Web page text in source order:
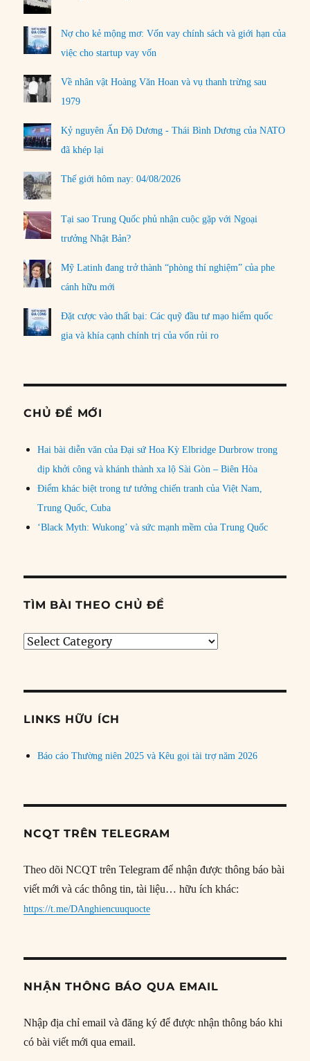
Nợ cho kẻ mộng mơ: Vốn vay chính sách và giới hạn của
việc cho startup vay vốn
Về nhân vật Hoàng Văn Hoan và vụ thanh trừng sau
1979
Kỷ nguyên Ấn Độ Dương - Thái Bình Dương của NATO
đã khép lại
Thế giới hôm nay: 04/08/2026
Tại sao Trung Quốc phủ nhận cuộc gặp với Ngoại
trưởng Nhật Bản?
Mỹ Latinh đang trở thành “phòng thí nghiệm” của phe
cánh hữu mới
Đặt cược vào thất bại: Các quỹ đầu tư mạo hiểm quốc
gia và khía cạnh chính trị của vốn rủi ro
CHỦ ĐỀ MỚI
Hai bài diễn văn của Đại sứ Hoa Kỳ Elbridge Durbrow trong
dịp khởi công và khánh thành xa lộ Sài Gòn – Biên Hòa
Điểm khác biệt trong tư tưởng chiến tranh của Việt Nam,
Trung Quốc, Cuba
‘Black Myth: Wukong’ và sức mạnh mềm của Trung Quốc
TÌM BÀI THEO CHỦ ĐỀ
Tìm
đề
LINKS HỮU ÍCH
Báo cáo Thường niên 2025 và Kêu gọi tài trợ năm 2026
NCQT TRÊN TELEGRAM
Theo dõi NCQT trên Telegram để nhận được thông báo bài
viết mới và các thông tin, tài liệu… hữu ích khác:
https://t.me/DAnghiencuuquocte
NHẬN THÔNG BÁO QUA EMAIL
Nhập địa chỉ email và đăng ký để được nhận thông báo khi
có bài viết mới qua email.